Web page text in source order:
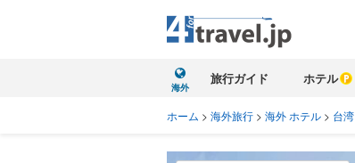
海外
旅行ガイド ホテル
ホーム > 海外旅行 > 海外 ホテル > 台湾